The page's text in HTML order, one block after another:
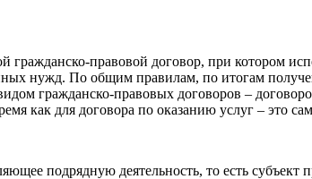
правовой договор, при котором
нужд. По общим правилам, по итогам
гражданско-правовых договоров –
как для договора по оказанию услуг – это
подрядную деятельность, то есть субъект